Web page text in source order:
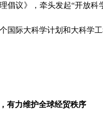
倡议》，牵头发起“开放科
国际大科学计划和大科学
力维护全球经贸秩序